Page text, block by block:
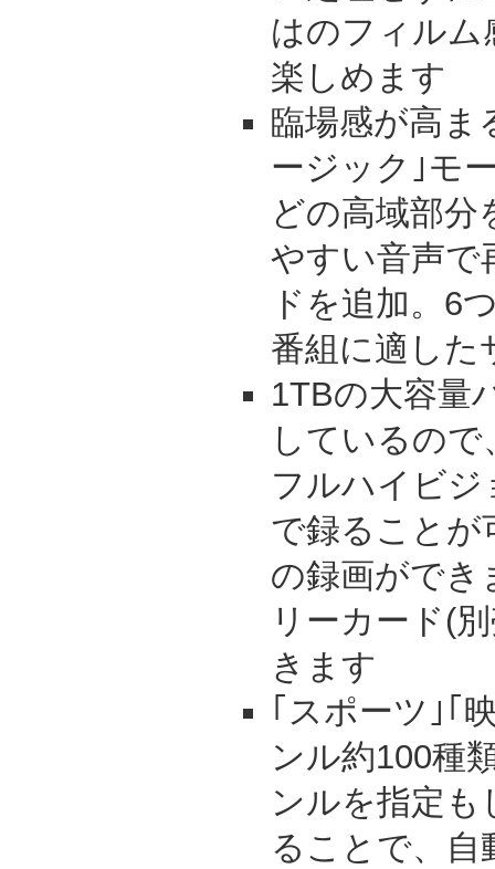
はのフィルム
楽しめます
臨場感が高ま
ージック｣モ
どの高域部分
やすい音声で
ドを追加。6
番組に適した
1TBの大容量
しているの
フルハイビ
で録ることが
の録画ができ
リーカード(
きます
｢スポーツ｣｢
ンル約100種
ンルを指定も
ることで、自